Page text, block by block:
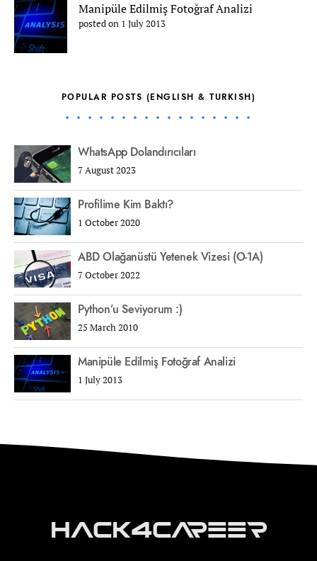
Manipüle Edilmiş Fotoğraf Analizi
posted on 1 July 2013
POPULAR POSTS (ENGLISH & TURKISH)
WhatsApp Dolandırıcıları
7 August 2023
Profilime Kim Baktı?
1 October 2020
ABD Olağanüstü Yetenek Vizesi (O-1A)
7 October 2022
Python’u Seviyorum :)
25 March 2010
Manipüle Edilmiş Fotoğraf Analizi
1 July 2013
Hack4Career